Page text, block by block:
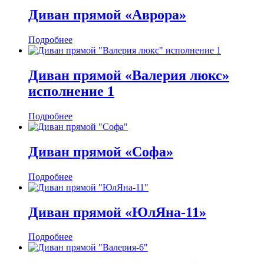
Диван прямой «Аврора»
Подробнее
Диван прямой «Валерия люкс»
исполнение 1
Подробнее
Диван прямой «Софа»
Подробнее
Диван прямой «ЮлЯна-11»
Подробнее